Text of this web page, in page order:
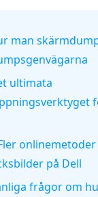
man
ultimata
på Dell
frågor om